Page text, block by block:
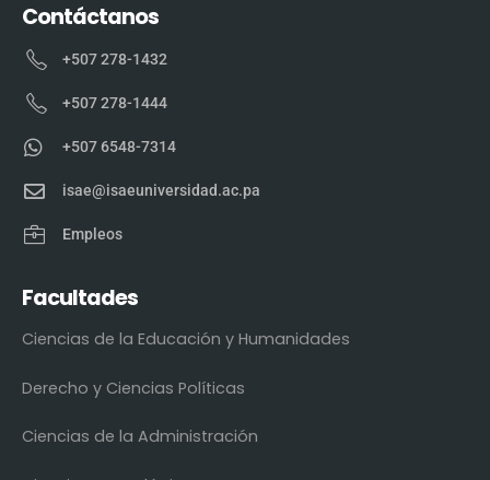
Contáctanos
+507 278-1432
+507 278-1444
+507 6548-7314
isae@isaeuniversidad.ac.pa
Empleos
Facultades
Ciencias de la Educación y Humanidades
Derecho y Ciencias Políticas
Ciencias de la Administración